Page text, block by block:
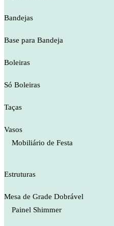
Bandejas
Base para Bandeja
Boleiras
Só Boleiras
Taças
Vasos
Mobiliário de Festa
Estruturas
Mesa de Grade Dobrável
Painel Shimmer